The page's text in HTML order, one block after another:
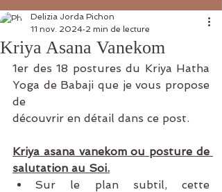
Kriya Asana Vanekom
Delizia Jorda Pichon
11 nov. 2024 2 min de lecture
1er des 18 postures du Kriya Hatha
Yoga de Babaji que je vous propose
de
découvrir en détail dans ce post.
Kriya asana vanekom ou posture de
salutation au Soi.
Sur le plan subtil, cette